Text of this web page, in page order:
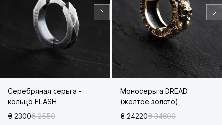
Серебряная серьга -
кольцо FLASH
₴ 2300₴ 2550
Моносерьга DREAD
(желтое золото)
₴ 24220₴ 34600